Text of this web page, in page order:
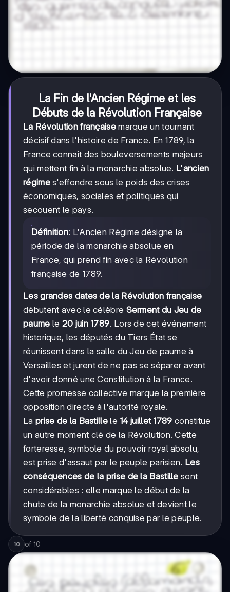
La Fin de l'Ancien Régime et les
Débuts de la Révolution Française
La Révolution françaisemarque un tournant
décisif dans l'histoire de France. En 1789, la
France connaît des bouleversements majeurs
qui mettent fin à la monarchie absolue. L'ancien
régimes'effondre sous le poids des crises
économiques, sociales et politiques qui
secouent le pays.
Définition: L'Ancien Régime désigne la
période de la monarchie absolue en
France, qui prend fin avec la Révolution
française de 1789.
Les grandes dates de la Révolution française
débutent avec le célèbre Serment du Jeu de
paume le 20 juin 1789. Lors de cet événement
historique, les députés du Tiers État se
réunissent dans la salle du Jeu de paume à
Versailles et jurent de ne pas se séparer avant
d'avoir donné une Constitution à la France.
Cette promesse collective marque la première
opposition directe à l'autorité royale.
La prise de la Bastillele 14 juillet 1789 constitue
un autre moment clé de la Révolution. Cette
forteresse, symbole du pouvoir royal absolu,
est prise d'assaut par le peuple parisien. Les
conséquences de la prise de la Bastille sont
considérables : elle marque le début de la
chute de la monarchie absolue et devient le
symbole de la liberté conquise par le peuple.
10 of 10